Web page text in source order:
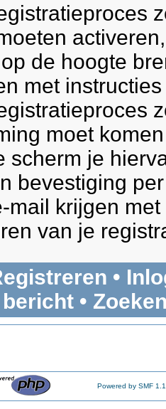
de hoogte
met
moet
scherm je
bevestiging
mail krijgen
van je
•
•
Powered by SMF